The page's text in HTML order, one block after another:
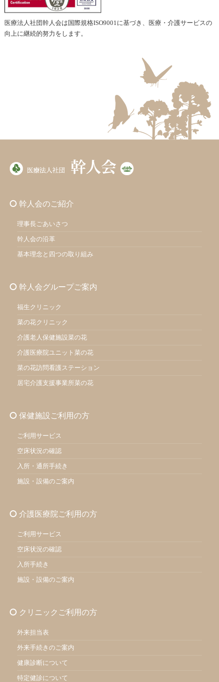
医療法人社団幹人会は国際規格ISO9001に基づき、医療・介護サービスの
向上に継続的努力をします。
幹人会のご紹介
理事長ごあいさつ
幹人会の沿革
基本理念と四つの取り組み
幹人会グループご案内
福生クリニック
菜の花クリニック
介護老人保健施設菜の花
介護医療院ユニット菜の花
菜の花訪問看護ステーション
居宅介護支援事業所菜の花
保健施設ご利用の方
ご利用サービス
空床状況の確認
入所・通所手続き
施設・設備のご案内
介護医療院ご利用の方
ご利用サービス
空床状況の確認
入所手続き
施設・設備のご案内
クリニックご利用の方
外来担当表
外来手続きのご案内
健康診断について
特定健診について